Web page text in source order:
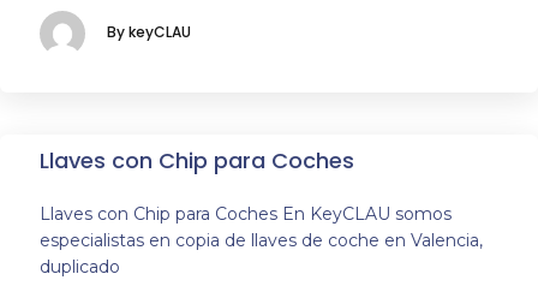
By keyCLAU
Llaves con Chip para Coches
Llaves con Chip para Coches En KeyCLAU somos
especialistas en copia de llaves de coche en Valencia,
duplicado